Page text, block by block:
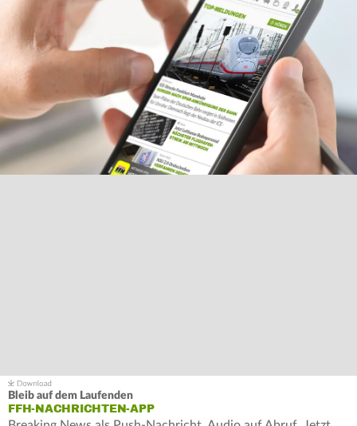
Bleib auf dem Laufenden
FFH-NACHRICHTEN-APP